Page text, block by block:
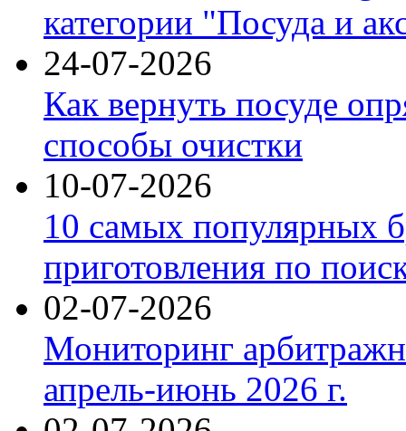
категории "Посуда и
24-07-2026
Как вернуть посуде
способы очистки
10-07-2026
10 самых популярных
приготовления по
02-07-2026
Мониторинг
апрель-июнь 2026 г.